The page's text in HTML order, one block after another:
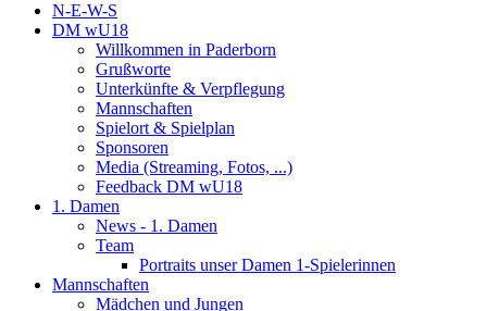
N-E-W-S
DM wU18
Willkommen in Paderborn
Grußworte
Unterkünfte & Verpflegung
Mannschaften
Spielort & Spielplan
Sponsoren
Media (Streaming, Fotos, ...)
Feedback DM wU18
1. Damen
News - 1. Damen
Team
Portraits unser Damen 1-Spielerinnen
Mannschaften
Mädchen und Jungen